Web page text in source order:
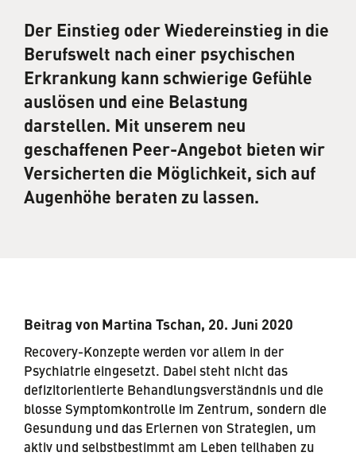
Der Einstieg oder Wiedereinstieg in die
Berufswelt nach einer psychischen
Erkrankung kann schwierige Gefühle
auslösen und eine Belastung
darstellen. Mit unserem neu
geschaffenen Peer-Angebot bieten wir
Versicherten die Möglichkeit, sich auf
Augenhöhe beraten zu lassen.
Beitrag von Martina Tschan, 20. Juni 2020
Recovery-Konzepte werden vor allem in der
Psychiatrie eingesetzt. Dabei steht nicht das
defizitorientierte Behandlungsverständnis und die
blosse Symptomkontrolle im Zentrum, sondern die
Gesundung und das Erlernen von Strategien, um
aktiv und selbstbestimmt am Leben teilhaben zu